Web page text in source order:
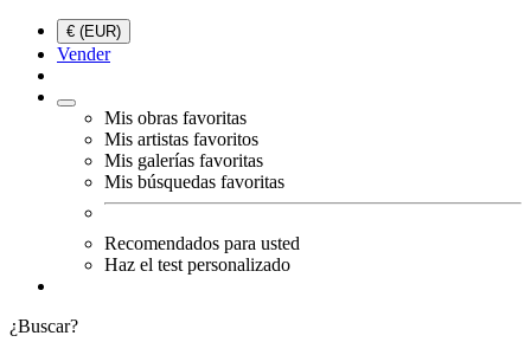
€ (EUR)
Vender
Mis obras favoritas
Mis artistas favoritos
Mis galerías favoritas
Mis búsquedas favoritas
Recomendados para usted
Haz el test personalizado
¿Buscar?